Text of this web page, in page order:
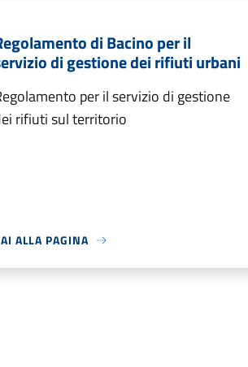
di Bacino per il
di gestione dei rifiuti urbani
per il servizio di gestione
rifiuti sul territorio
ALLA PAGINA